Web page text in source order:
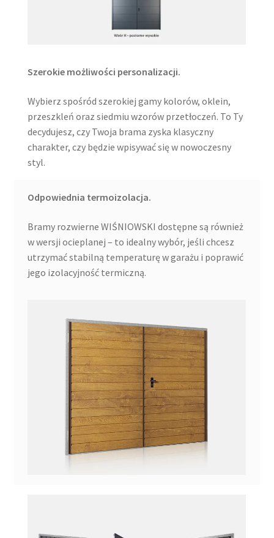
Szerokie możliwości personalizacji.
Wybierz spośród szerokiej gamy kolorów, oklein,
przeszkleń oraz siedmiu wzorów przetłoczeń. To Ty
decydujesz, czy Twoja brama zyska klasyczny
charakter, czy będzie wpisywać się w nowoczesny
styl.
Odpowiednia termoizolacja.
Bramy rozwierne WIŚNIOWSKI dostępne są również
w wersji ocieplanej – to idealny wybór, jeśli chcesz
utrzymać stabilną temperaturę w garażu i poprawić
jego izolacyjność termiczną.